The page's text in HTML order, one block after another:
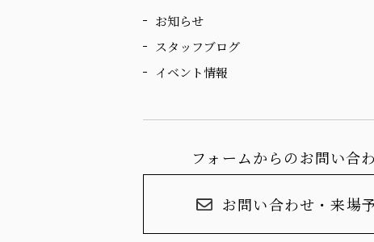
お知らせ
スタッフブログ
イベント情報
フォームからのお問い合
お問い合わせ・来場